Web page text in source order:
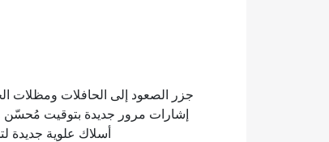
جزر الصعود إلى الحافلات ومظلات
إشارات مرور جديدة بتوقيت مُحسّن
أسلاك علوية جديدة